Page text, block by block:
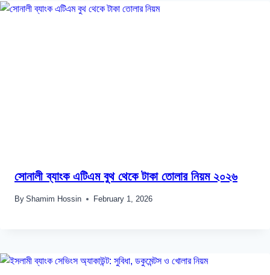
সোনালী ব্যাংক এটিএম বুথ থেকে টাকা তোলার নিয়ম ২০২৬
By Shamim Hossin February 1, 2026